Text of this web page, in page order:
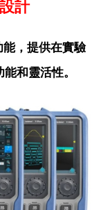
計
能，提供在實驗
和靈活性。